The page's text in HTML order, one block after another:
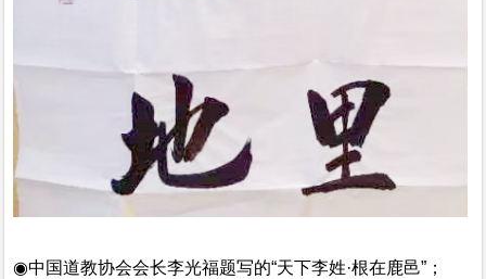
◉中国道教协会会长李光福题写的“天下李姓·根在鹿邑”；